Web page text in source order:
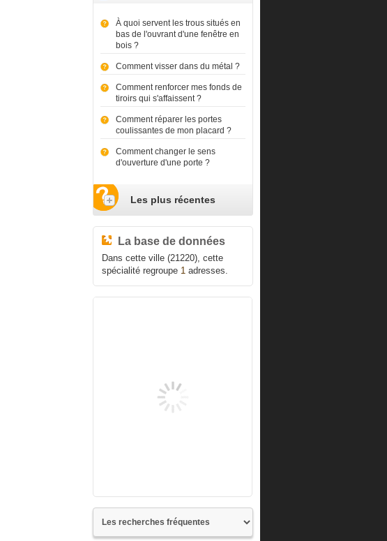
À quoi servent les trous situés en
bas de l'ouvrant d'une fenêtre en
bois ?
Comment visser dans du métal ?
Comment renforcer mes fonds de
tiroirs qui s'affaissent ?
Comment réparer les portes
coulissantes de mon placard ?
Comment changer le sens
d'ouverture d'une porte ?
Les plus récentes
La base de données
Dans cette ville (21220), cette
spécialité regroupe 1adresses.